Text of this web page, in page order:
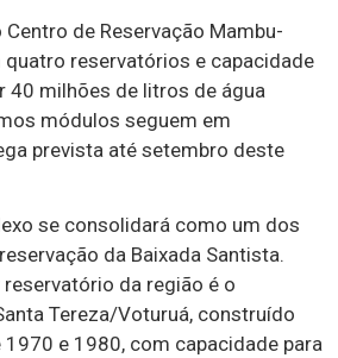
de Reservação Mambu-
reservatórios e capacidade
40 milhões de litros de água
módulos seguem em
prevista até setembro deste
se consolidará como um dos
da Baixada Santista.
da região é o
Tereza/Voturuá, construído
e 1980, com capacidade para